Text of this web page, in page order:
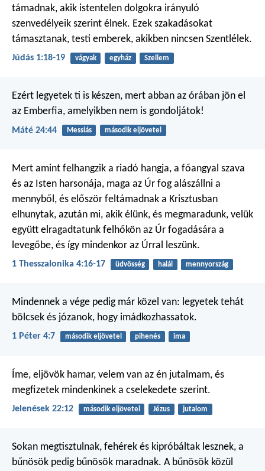
támadnak, akik istentelen dolgokra irányuló
szenvedélyeik szerint élnek. Ezek szakadásokat
támasztanak, testi emberek, akikben nincsen Szentlélek.
Júdás 1:18-19 vágyak egyház Szellem
Ezért legyetek ti is készen, mert abban az órában jön el
az Emberfia, amelyikben nem is gondoljátok!
Máté 24:44 Messiás második eljövetel
Mert amint felhangzik a riadó hangja, a főangyal szava
és az Isten harsonája, maga az Úr fog alászállni a
mennyből, és először feltámadnak a Krisztusban
elhunytak, azután mi, akik élünk, és megmaradunk, velük
együtt elragadtatunk felhőkön az Úr fogadására a
levegőbe, és így mindenkor az Úrral leszünk.
1 Thesszalonika 4:16-17 üdvösség halál mennyország
Mindennek a vége pedig már közel van: legyetek tehát
bölcsek és józanok, hogy imádkozhassatok.
1 Péter 4:7 második eljövetel pihenés ima
Íme, eljövök hamar, velem van az én jutalmam, és
megfizetek mindenkinek a cselekedete szerint.
Jelenések 22:12 második eljövetel Jézus jutalom
Sokan megtisztulnak, fehérek és kipróbáltak lesznek, a
bűnösök pedig bűnösök maradnak. A bűnösök közül